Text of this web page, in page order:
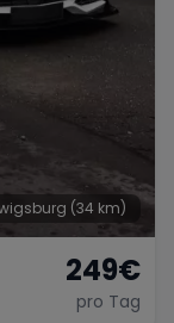
(34 km)
249€
pro Tag